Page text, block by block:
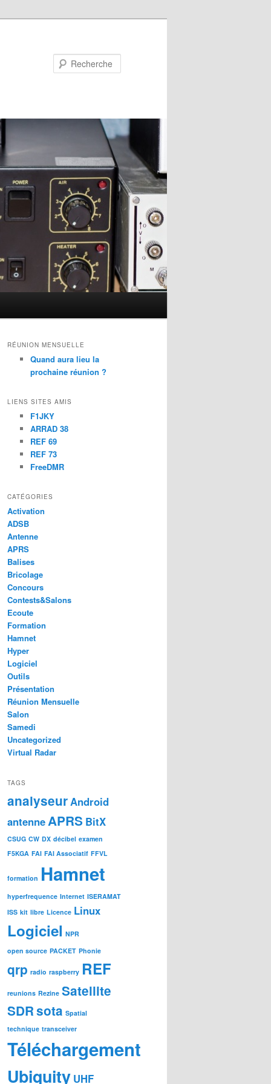
RÉUNION MENSUELLE
Quand aura lieu la
prochaine réunion ?
LIENS SITES AMIS
F1JKY
ARRAD 38
REF 69
REF 73
FreeDMR
CATÉGORIES
Activation
ADSB
Antenne
APRS
Balises
Bricolage
Concours
Contests&Salons
Ecoute
Formation
Hamnet
Hyper
Logiciel
Outils
Présentation
Réunion Mensuelle
Salon
Samedi
Uncategorized
Virtual Radar
TAGS
analyseurAndroid
antenneAPRS BitX
CSUG CW DX décibel examen
F5KGA FAI FAI Associatif FFVL
formation Hamnet
hyperfrequence Internet ISERAMAT
ISS kit libre Licence Linux
Logiciel NPR
open source PACKET Phonie
qrp radio raspberry REF
reunions Rezine Satellite
SDRsota Spatial
technique transceiver
Téléchargement
Ubiquity UHF